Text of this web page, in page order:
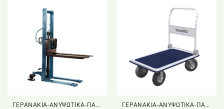
ΓΕΡΑΝΑΚΙΑ-ΑΝΥΨΩΤΙΚΑ-ΠΑΛΕΤΟΦΟΡΑ ΓΕΡΑΝΑΚΙΑ-ΑΝΥΨΩΤΙΚΑ-ΠΑΛΕΤΟΦΟΡΑ